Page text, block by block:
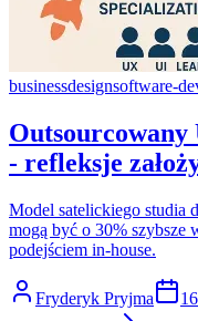
businessdesignsoftware-
Outsourcowany
- refleksje
Model satelickiego studia
mogą być o 30% szybsze
podejściem in-house.
Fryderyk Pryjma